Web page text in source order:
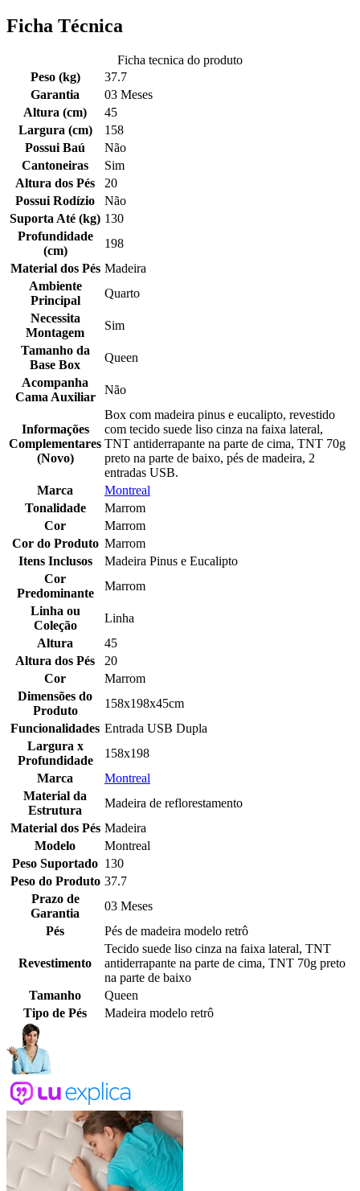
Ficha Técnica
Ficha tecnica do produto
Peso (kg)
37.7
Garantia
03 Meses
Altura (cm)
45
Largura (cm)
158
Possui Baú
Não
Cantoneiras
Sim
Altura dos Pés
20
Possui Rodízio
Não
Suporta Até (kg) 130
Profundidade
(cm)
198
Material dos Pés Madeira
Ambiente
Principal
Quarto
Necessita
Montagem
Sim
Tamanho da
Base Box
Queen
Acompanha
Cama Auxiliar
Não
Informações
Complementares
(Novo)
Box com madeira pinus e eucalipto, revestido
com tecido suede liso cinza na faixa lateral,
TNT antiderrapante na parte de cima, TNT 70g
preto na parte de baixo, pés de madeira, 2
entradas USB.
Marca
Montreal
Tonalidade
Marrom
Cor
Marrom
Cor do Produto Marrom
Itens Inclusos
Madeira Pinus e Eucalipto
Cor
Predominante
Marrom
Linha ou
Coleção
Linha
Altura
45
Altura dos Pés
20
Cor
Marrom
Dimensões do
Produto
158x198x45cm
Funcionalidades Entrada USB Dupla
Largura x
Profundidade
158x198
Marca
Montreal
Material da
Estrutura
Madeira de reflorestamento
Material dos Pés Madeira
Modelo
Montreal
Peso Suportado 130
Peso do Produto 37.7
Prazo de
Garantia
03 Meses
Pés
Pés de madeira modelo retrô
Revestimento
Tecido suede liso cinza na faixa lateral, TNT
antiderrapante na parte de cima, TNT 70g preto
na parte de baixo
Tamanho
Queen
Tipo de Pés
Madeira modelo retrô